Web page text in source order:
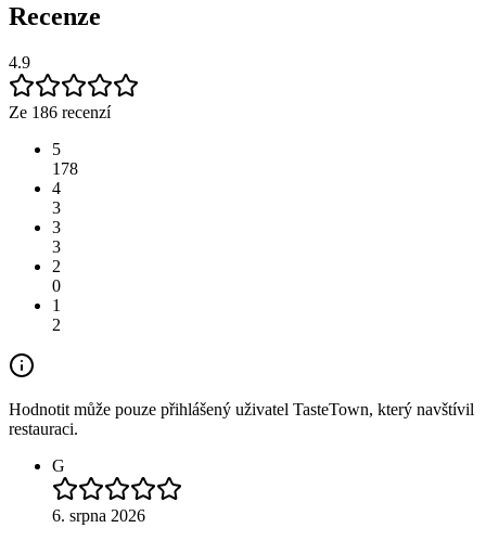
Recenze
4.9
Ze 186 recenzí
5
178
4
3
3
3
2
0
1
2
Hodnotit může pouze přihlášený uživatel TasteTown, který navštívil
restauraci.
G
6. srpna 2026